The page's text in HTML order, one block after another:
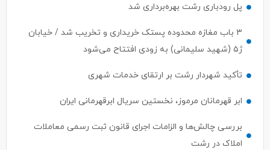
پل رودباری رشت بهره‌برداری شد
۳ باب مغازه محدوده پستک خریداری و تخریب شد / خیابان
ژ۵ (شهید سلیمانی) به زودی افتتاح می‌شود
تأکید شهردار رشت بر ارتقای خدمات شهری
ابر قهرمانان مرموز، نخستین سریال ابرقهرمانی ایران
بررسی چالش‌ها و الزامات اجرای قانون ثبت رسمی معاملات
املاک در رشت